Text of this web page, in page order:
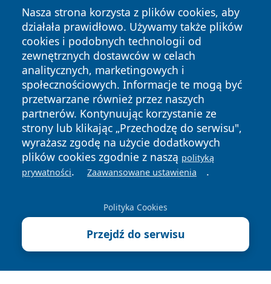
Nasza strona korzysta z plików cookies, aby
działała prawidłowo. Używamy także plików
cookies i podobnych technologii od
zewnętrznych dostawców w celach
analitycznych, marketingowych i
społecznościowych. Informacje te mogą być
przetwarzane również przez naszych
partnerów. Kontynuując korzystanie ze
strony lub klikając „Przechodzę do serwisu",
wyrażasz zgodę na użycie dodatkowych
plików cookies zgodnie z naszą polityką
prywatności. Zaawansowane ustawienia .
Polityka Cookies
Przejdź do serwisu
Copyright © 2026 wiadomosciolsztyn.pl Wszystkie prawa
zastrzeżone.
News Autorzy
Polityka
Prywatności
Polityka
Cookies